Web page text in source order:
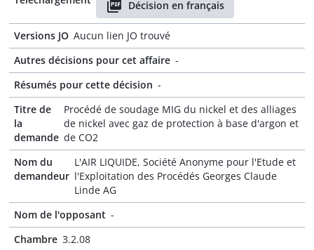
Décision en français
Versions JO Aucun lien JO trouvé
Autres décisions pour cet affaire -
Résumés pour cette décision -
Titre de
la
demande
Procédé de soudage MIG du nickel et des alliages
de nickel avec gaz de protection à base d'argon et
de CO2
Nom du
demandeur
L'AIR LIQUIDE, Société Anonyme pour l'Etude et
l'Exploitation des Procédés Georges Claude
Linde AG
Nom de l'opposant -
Chambre 3.2.08